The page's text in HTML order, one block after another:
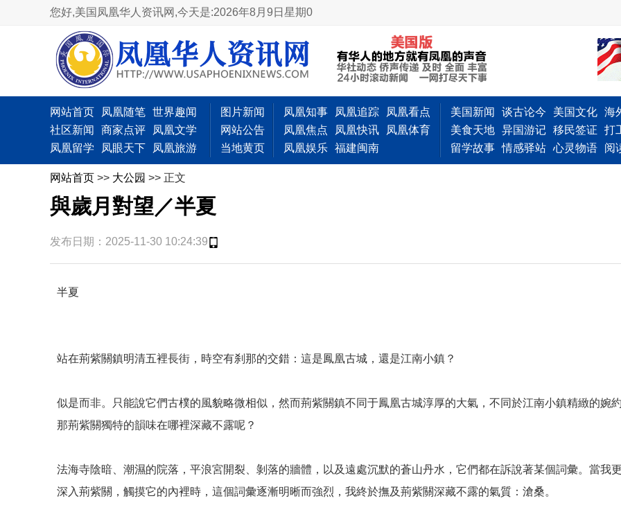
您好,美国凤凰华人资讯网,今天是:2026年8月9日星期0
网站首页 凤凰随笔 世界趣闻
社区新闻
商家点评
凤凰文学
凤凰留学
凤眼天下 凤凰旅游
图片新闻
网站公告
当地黄页
凤凰知事 凤凰追踪
凤凰看点
凤凰焦点
凤凰快讯
凤凰体育
凤凰娱乐 福建闽南
美国新闻 谈古论今 美国文化 海
美食天地 异国游记 移民签证
打
留学故事 情感驿站 心灵物语 阅
网站首页 >> 大公园 >> 正文
與歲月對望／半夏
发布日期：2025-11-30 10:24:39
半夏
站在荊紫關鎮明清五裡長街，時空有刹那的交錯：這是鳳凰古城，還是江南小鎮？
似是而非。只能說它們古樸的風貌略微相似，然而荊紫關鎮不同于鳳凰古城淳厚的大氣，不同於江南小鎮精緻的婉約
那荊紫關獨特的韻味在哪裡深藏不露呢？
法海寺陰暗、潮濕的院落，平浪宮開裂、剝落的牆體，以及遠處沉默的蒼山丹水，它們都在訴說著某個詞彙。當我
深入荊紫關，觸摸它的內裡時，這個詞彙逐漸明晰而強烈，我終於撫及荊紫關深藏不露的氣質：滄桑。